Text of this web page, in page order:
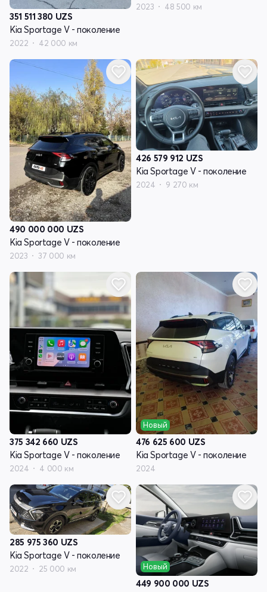
351 511 380 UZS
Kia Sportage V - поколение
2022 42 000 км
2023 48 500 км
490 000 000 UZS
Kia Sportage V - поколение
2023 37 000 км
426 579 912 UZS
Kia Sportage V - поколение
2024 9 270 км
375 342 660 UZS
Kia Sportage V - поколение
2024 4 000 км
Новый
476 625 600 UZS
Kia Sportage V - поколение
2024
285 975 360 UZS
Kia Sportage V - поколение
2022 25 000 км Новый
449 900 000 UZS